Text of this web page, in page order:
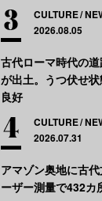
CULTURE
2026.08.05
古代ローマ時代の道
が出土。うつ伏せ
良好
CULTURE
2026.07.31
アマゾン奥地に古
ーザー測量で432カ